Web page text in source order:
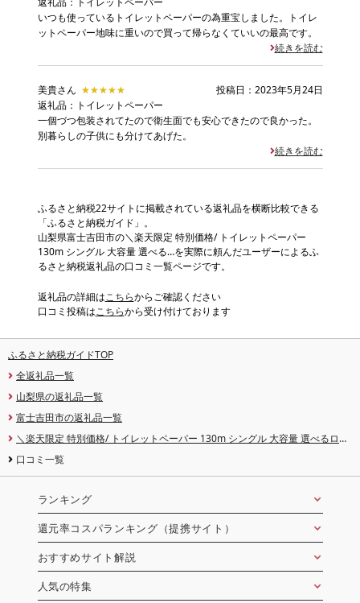
いつも使っているトイレットペーパーの為重宝しました。トイレ
ットペーパー地味に重いので買って帰らなくていいの最高です。
続きを読む
美貴さん ★★★★★
★★★★★
投稿日：2023年5月24日
返礼品：トイレットペーパー
一個づつ包装されてたので衛生面でも安心できたので良かった。
別暮らしの子供にも分けてあげた。
続きを読む
ふるさと納税22サイトに掲載されている返礼品を横断比較できる
「ふるさと納税ガイド」。
山梨県富士吉田市の＼楽天限定 特別価格/ トイレットペーパー
130m シングル 大容量 選べる…を実際に頼んだユーザーによるふ
るさと納税返礼品の口コミ一覧ページです。
返礼品の詳細はこちらからご確認ください
口コミ投稿はこちらから受け付けております
ふるさと納税ガイドTOP
全返礼品一覧
山梨県の返礼品一覧
富士吉田市の返礼品一覧
＼楽天限定 特別価格/ トイレットペーパー 130m シングル 大容量 選べるロー
貨 3倍 長持ち 発送時期が選べる トイレの神様 吉田のうどんぶり 富士吉田 ラン
キング 新生活
口コミ一覧
ランキング
還元率コスパランキング（提携サイト）
おすすめサイト解説
人気の特集